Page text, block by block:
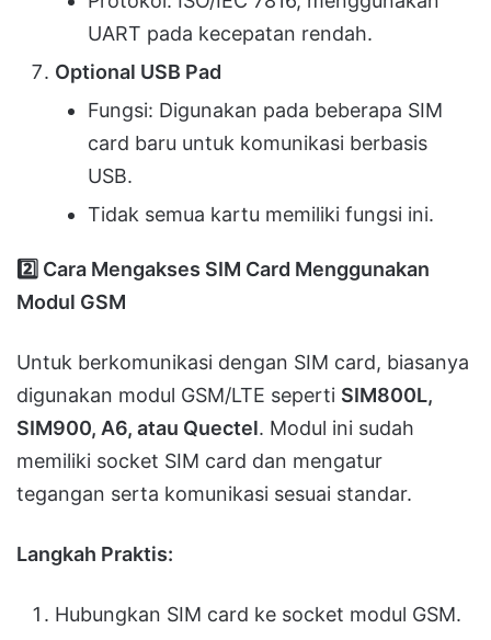
UART pada kecepatan rendah.
Optional USB Pad
Fungsi: Digunakan pada beberapa SIM
card baru untuk komunikasi berbasis
USB.
Tidak semua kartu memiliki fungsi ini.
2️ Cara Mengakses SIM Card Menggunakan
Modul GSM
Untuk berkomunikasi dengan SIM card, biasanya
digunakan modul GSM/LTE seperti SIM800L,
SIM900, A6, atau Quectel. Modul ini sudah
memiliki socket SIM card dan mengatur
tegangan serta komunikasi sesuai standar.
Langkah Praktis:
Hubungkan SIM card ke socket modul GSM.